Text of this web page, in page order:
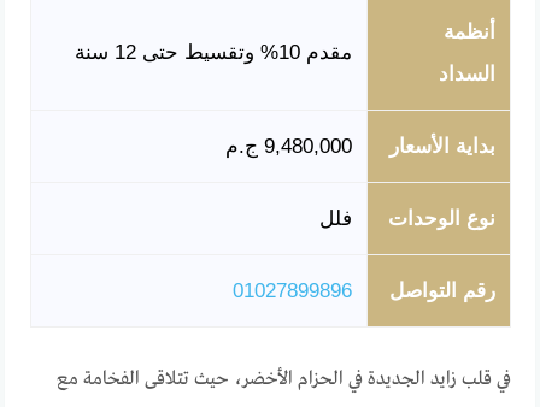
أنظمة
السداد
مقدم 10% وتقسيط حتى 12 سنة
بداية الأسعار 9,480,000 ج.م
نوع الوحدات فلل
رقم التواصل 01027899896
في قلب زايد الجديدة في الحزام الأخضر، حيث تتلاقى الفخامة مع